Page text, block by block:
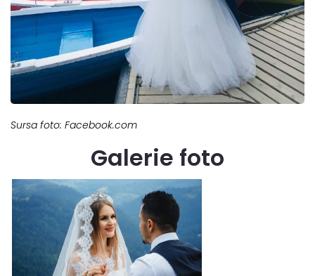
Sursa foto: Facebook.com
Galerie foto